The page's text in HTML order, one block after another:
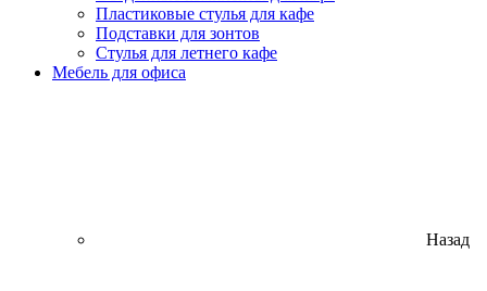
Пластиковые стулья для кафе
Подставки для зонтов
Стулья для летнего кафе
Мебель для офиса
Назад